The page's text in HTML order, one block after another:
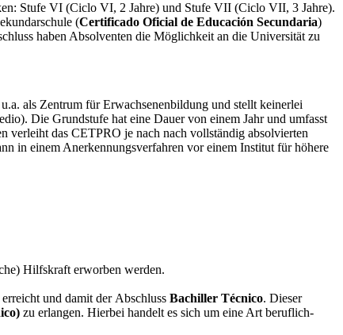
Stufe VI (Ciclo VI, 2 Jahre) und Stufe VII (Ciclo VII, 3 Jahre).
(Certificado Oficial de Educación Secundaria)
haben Absolventen die Möglichkeit an die Universität zu
als Zentrum für Erwachsenenbildung und stellt keinerlei
Die Grundstufe hat eine Dauer von einem Jahr und umfasst
verleiht das CETPRO je nach nach vollständig absolvierten
in einem Anerkennungsverfahren vor einem Institut für höhere
Hilfskraft erworben werden.
und damit der Abschluss Bachiller Técnico. Dieser
zu erlangen. Hierbei handelt es sich um eine Art beruflich-